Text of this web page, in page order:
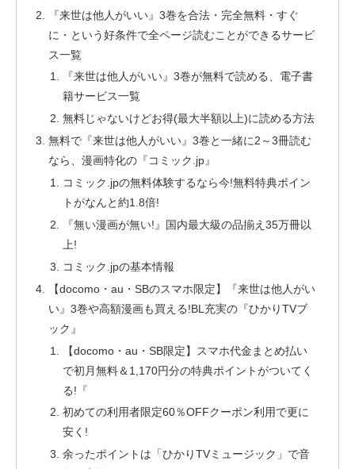
『来世は他人がいい』3巻を合法・完全無料・すぐ
に・という好条件で全ページ読むことができるサービ
ス一覧
『来世は他人がいい』3巻が無料で読める、電子書
籍サービス一覧
無料じゃないけどお得(最大半額以上)に読める方法
無料で『来世は他人がいい』3巻と一緒に2～3冊読む
なら、漫画特化の『コミック.jp』
コミック.jpの無料体験するなら今!無料特典ポイン
トがなんと約1.8倍!
『無い漫画が無い!』国内最大級の品揃え35万冊以
上!
コミック.jpの基本情報
【docomo・au・SBのスマホ限定】『来世は他人がい
い』3巻や高額漫画も買える!BL充実の『ひかりTVブ
ック』
【docomo・au・SB限定】スマホ代金まとめ払い
で初月無料＆1,170円分の特典ポイントがついてく
る!『
初めての利用者限定60％OFFクーポン利用で更に
安く!
余ったポイントは「ひかりTVミュージック」で音